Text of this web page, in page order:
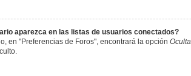
aparezca en las listas de usuarios conectados?
en "Preferencias de Foros", encontrará la opción